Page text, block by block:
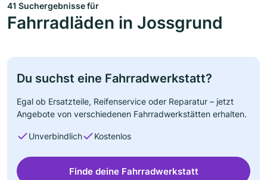
41 Suchergebnisse für
Fahrradläden in Jossgrund
Du suchst eine Fahrradwerkstatt?
Egal ob Ersatzteile, Reifenservice oder Reparatur – jetzt
Angebote von verschiedenen Fahrradwerkstätten erhalten.
Unverbindlich Kostenlos
Finde deine Fahrradwerkstatt